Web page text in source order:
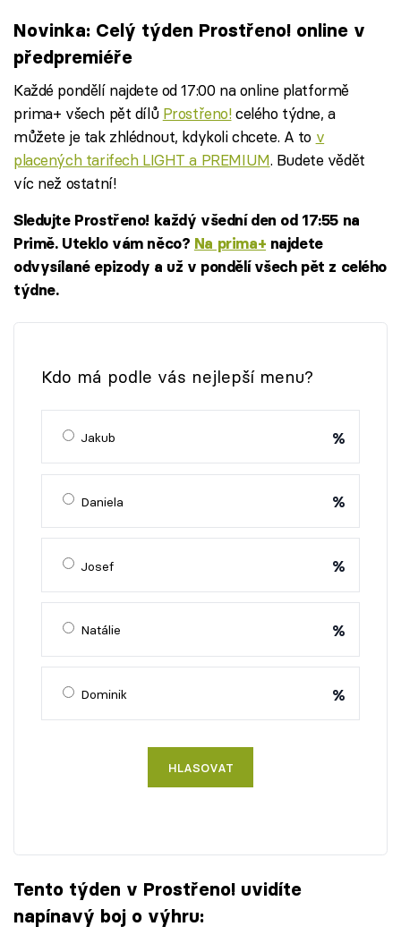
Novinka: Celý týden Prostřeno! online v
předpremiéře
Každé pondělí najdete od 17:00 na online platformě
prima+ všech pět dílů Prostřeno!celého týdne, a
můžete je tak zhlédnout, kdykoli chcete. A to v
placených tarifech LIGHT a PREMIUM. Budete vědět
víc než ostatní!
Sledujte Prostřeno! každý všední den od 17:55 na
Primě. Uteklo vám něco? Na prima+ najdete
odvysílané epizody a už v pondělí všech pět z celého
týdne.
Kdo má podle vás nejlepší menu?
Jakub %
Daniela %
Josef %
Natálie %
Dominik %
HLASOVAT
Tento týden v Prostřeno! uvidíte
napínavý boj o výhru: